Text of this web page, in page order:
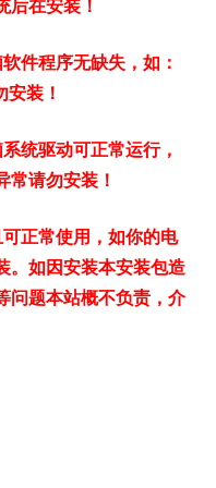
件程序无缺失，如：
装！
统驱动可正常运行，
请勿安装！
正常使用，如你的电
。如因安装本安装包造
问题本站概不负责，介